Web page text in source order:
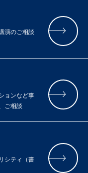
演のご相談
ョンなど事
ご相談
シティ（書